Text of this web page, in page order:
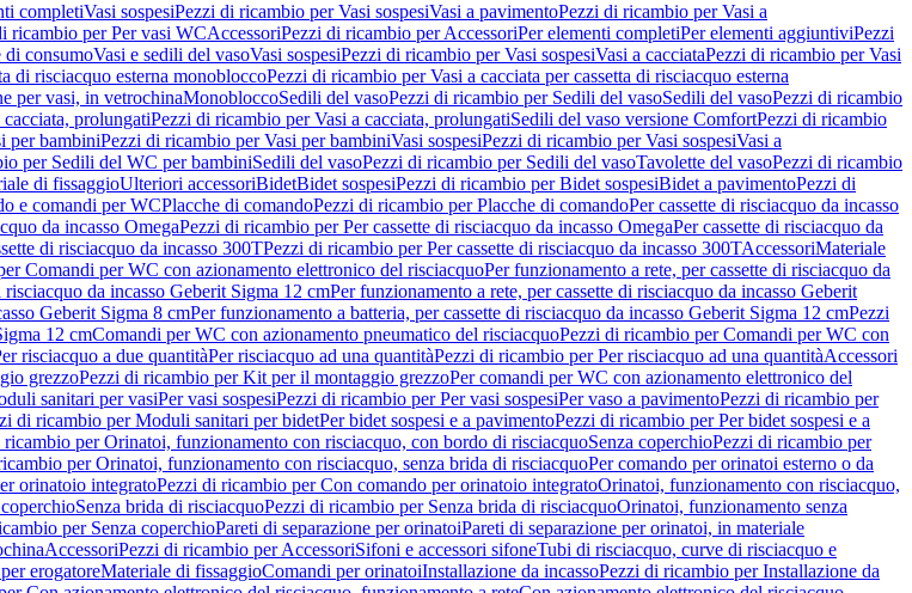
completiVasi sospesiPezzi di ricambio per Vasi sospesiVasi a pavimentoPezzi di ricambio per Vasi a
ricambio per Per vasi WCAccessoriPezzi di ricambio per AccessoriPer elementi completiPer elementi aggiuntiviPezzi
di consumoVasi e sedili del vasoVasi sospesiPezzi di ricambio per Vasi sospesiVasi a cacciataPezzi di ricambio per Vasi
di risciacquo esterna monobloccoPezzi di ricambio per Vasi a cacciata per cassetta di risciacquo esterna
per vasi, in vetrochinaMonobloccoSedili del vasoPezzi di ricambio per Sedili del vasoSedili del vasoPezzi di ricambio
cacciata, prolungatiPezzi di ricambio per Vasi a cacciata, prolungatiSedili del vaso versione ComfortPezzi di ricambio
per bambiniPezzi di ricambio per Vasi per bambiniVasi sospesiPezzi di ricambio per Vasi sospesiVasi a
per Sedili del WC per bambiniSedili del vasoPezzi di ricambio per Sedili del vasoTavolette del vasoPezzi di ricambio
di fissaggioUlteriori accessoriBidetBidet sospesiPezzi di ricambio per Bidet sospesiBidet a pavimentoPezzi di
e comandi per WCPlacche di comandoPezzi di ricambio per Placche di comandoPer cassette di risciacquo da incasso
da incasso OmegaPezzi di ricambio per Per cassette di risciacquo da incasso OmegaPer cassette di risciacquo da
di risciacquo da incasso 300TPezzi di ricambio per Per cassette di risciacquo da incasso 300TAccessoriMateriale
Comandi per WC con azionamento elettronico del risciacquoPer funzionamento a rete, per cassette di risciacquo da
da incasso Geberit Sigma 12 cmPer funzionamento a rete, per cassette di risciacquo da incasso Geberit
Geberit Sigma 8 cmPer funzionamento a batteria, per cassette di risciacquo da incasso Geberit Sigma 12 cmPezzi
12 cmComandi per WC con azionamento pneumatico del risciacquoPezzi di ricambio per Comandi per WC con
risciacquo a due quantitàPer risciacquo ad una quantitàPezzi di ricambio per Per risciacquo ad una quantitàAccessori
grezzoPezzi di ricambio per Kit per il montaggio grezzoPer comandi per WC con azionamento elettronico del
sanitari per vasiPer vasi sospesiPezzi di ricambio per Per vasi sospesiPer vaso a pavimentoPezzi di ricambio per
di ricambio per Moduli sanitari per bidetPer bidet sospesi e a pavimentoPezzi di ricambio per Per bidet sospesi e a
ricambio per Orinatoi, funzionamento con risciacquo, con bordo di risciacquoSenza coperchioPezzi di ricambio per
per Orinatoi, funzionamento con risciacquo, senza brida di risciacquoPer comando per orinatoi esterno o da
orinatoio integratoPezzi di ricambio per Con comando per orinatoio integratoOrinatoi, funzionamento con risciacquo,
Senza brida di risciacquoPezzi di ricambio per Senza brida di risciacquoOrinatoi, funzionamento senza
per Senza coperchioPareti di separazione per orinatoiPareti di separazione per orinatoi, in materiale
AccessoriPezzi di ricambio per AccessoriSifoni e accessori sifoneTubi di risciacquo, curve di risciacquo e
erogatoreMateriale di fissaggioComandi per orinatoiInstallazione da incassoPezzi di ricambio per Installazione da